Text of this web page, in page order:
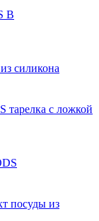
В
силикона
с ложкой
посуды из